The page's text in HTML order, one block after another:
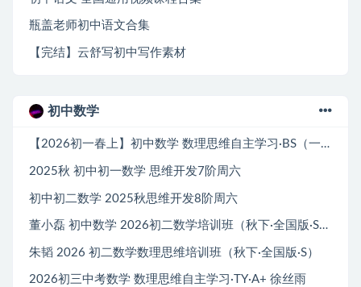
瓶盖老师初中语文合集
【完结】云舒写初中写作素材
初中数学
【2026初一春上】初中数学 数理思维自主学习·BS（一期）-郭济阳
2025秋 初中初一数学 思维开发7阶周六
初中初二数学 2025秋思维开发8阶周六
董小磊 初中数学 2026初二数学培训班（秋下·全国版·S+）
朱韬 2026 初二数学数理思维培训班（秋下·全国版·S）
2026初三中考数学 数理思维自主学习·TY·A+ 徐丝雨